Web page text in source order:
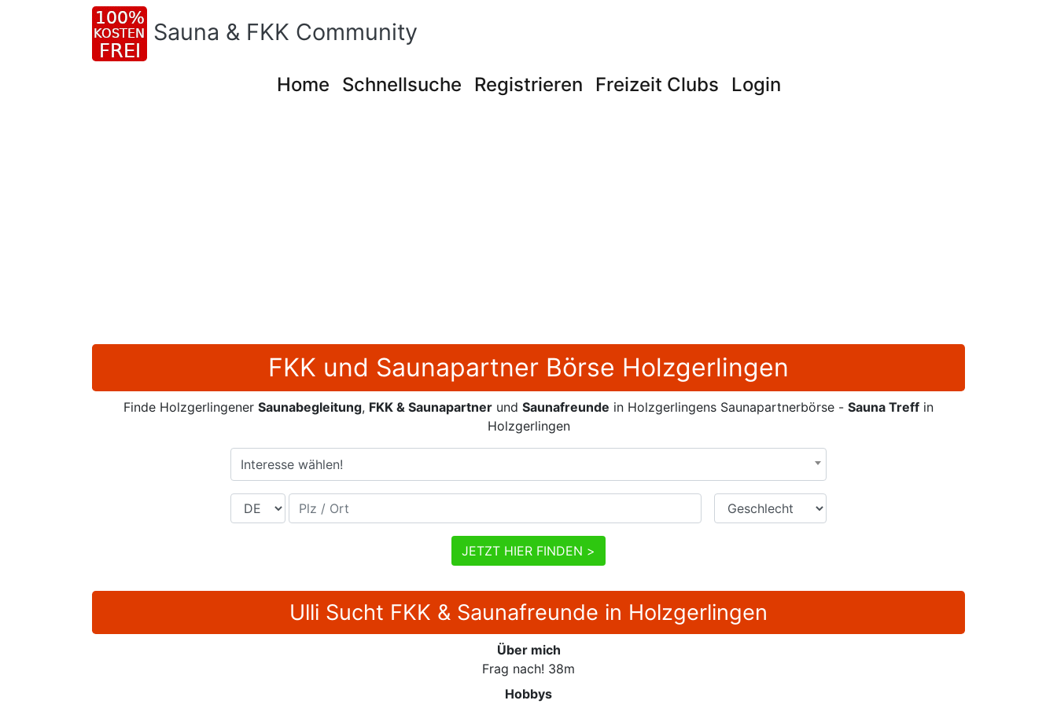
Sauna & FKK Community
Home Schnellsuche Registrieren Freizeit Clubs Login
FKK und Saunapartner Börse Holzgerlingen
Finde Holzgerlingener Saunabegleitung, FKK & Saunapartner und Saunafreunde in Holzgerlingens Saunapartnerbörse - Sauna Treff in
Holzgerlingen
Interesse wählen!
Land Plz / Ort Geschlecht
JETZT HIER FINDEN >
Ulli Sucht FKK & Saunafreunde in Holzgerlingen
Über mich
Frag nach! 38m
Hobbys